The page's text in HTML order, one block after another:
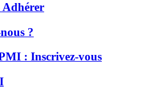
?
: Inscrivez-vous